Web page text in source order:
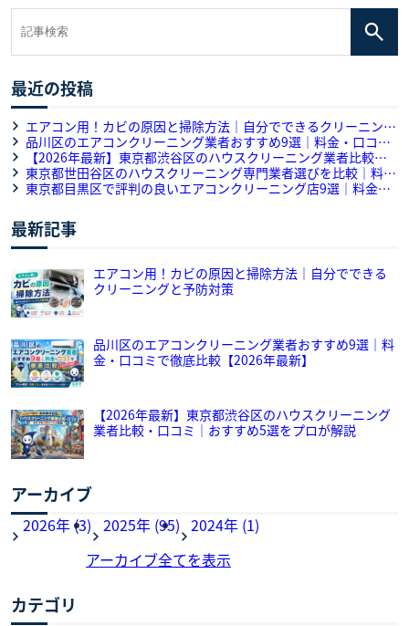
最近の投稿
エアコン用！カビの原因と掃除方法｜自分でできるクリーニング
と予防対策
品川区のエアコンクリーニング業者おすすめ9選｜料金・口コミ
で徹底比較【2026年最新】
【2026年最新】東京都渋谷区のハウスクリーニング業者比較・
口コミ｜おすすめ5選をプロが解説
東京都世田谷区のハウスクリーニング専門業者選びを比較｜料
金・作業内容・口コミを徹底解説
東京都目黒区で評判の良いエアコンクリーニング店9選｜料金・
最新記事
エアコン用！カビの原因と掃除方法｜自分でできる
クリーニングと予防対策
品川区のエアコンクリーニング業者おすすめ9選｜料
金・口コミで徹底比較【2026年最新】
【2026年最新】東京都渋谷区のハウスクリーニング
業者比較・口コミ｜おすすめ5選をプロが解説
アーカイブ
2026年 (3) 2025年 (95) 2024年 (1)
アーカイブ全てを表示
カテゴリ